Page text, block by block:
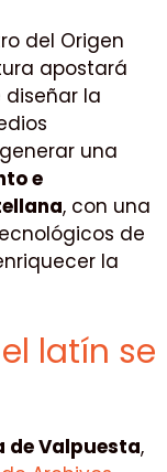
del Origen
apostará
la
una
e
, con una
de
la
latín se
de Valpuesta,